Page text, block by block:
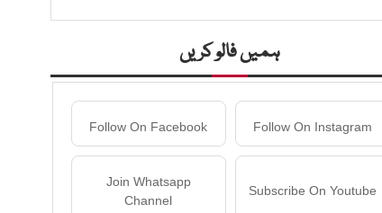
ہمیں فالو کریں
Follow On Instagram
Follow On Facebook
Subscribe On Youtube
Join Whatsapp
Channel